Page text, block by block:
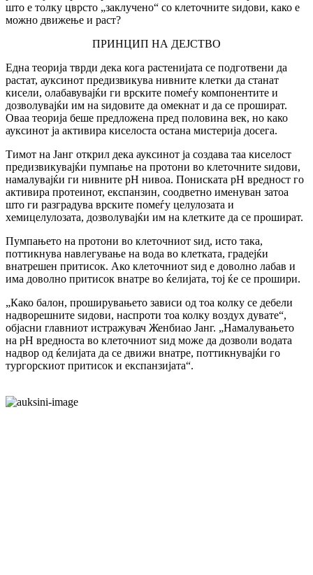
што е толку цврсто „заклучено“ со клеточните ѕидови, како е
можно движење и раст?
ПРИНЦИП НА ДЕЈСТВО
Една теорија тврди дека кога растенијата се подготвени да
растат, ауксинот предизвикува нивните клетки да станат
кисели, олабавувајќи ги врските помеѓу компонентите и
дозволувајќи им на ѕидовите да омекнат и да се прошират.
Оваа теорија беше предложена пред половина век, но како
ауксинот ја активира киселоста остана мистерија досега.
Тимот на Јанг открил дека ауксинот ја создава таа киселост
предизвикувајќи пумпање на протони во клеточните ѕидови,
намалувајќи ги нивните pH нивоа. Пониската pH вредност го
активира протеинот, експанзин, соодветно именуван затоа
што ги разградува врските помеѓу целулозата и
хемицелулозата, дозволувајќи им на клетките да се прошират.
Пумпањето на протони во клеточниот ѕид, исто така,
поттикнува навлегување на вода во клетката, градејќи
внатрешен притисок. Ако клеточниот ѕид е доволно лабав и
има доволно притисок внатре во ќелијата, тој ќе се прошири.
„Како балон, проширувањето зависи од тоа колку се дебели
надворешните ѕидови, наспроти тоа колку воздух дувате“,
објасни главниот истражувач Женбиао Јанг. „Намалувањето
на pH вредноста во клеточниот ѕид може да дозволи водата
надвор од ќелијата да се движи внатре, поттикнувајќи го
тургорскиот притисок и експанзијата“.